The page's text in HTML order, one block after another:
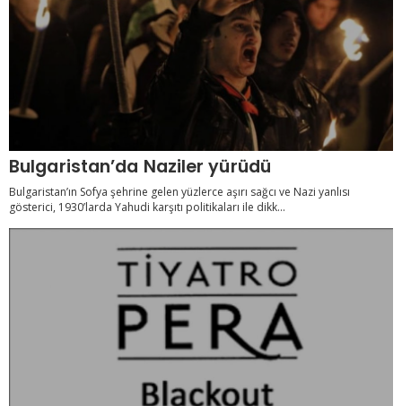
Bulgaristan’da Naziler yürüdü
Bulgaristan’ın Sofya şehrine gelen yüzlerce aşırı sağcı ve Nazi yanlısı
gösterici, 1930’larda Yahudi karşıtı politikaları ile dikk...